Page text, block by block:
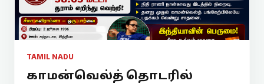
TAMIL NADU
காமன்வெல்த் தொடரில்